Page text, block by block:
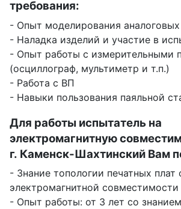
требования:
- Опыт моделирования
- Наладка изделий и участие в
- Опыт работы с измерительными
(осциллограф, мультиметр и т.п.)
- Работа с ВП
- Навыки пользования паяльной
Для работы испытатель на
электромагнитную
г. Каменск-Шахтинский Вам
- Знание топологии печатных плат
электромагнитной совместимости
- Опыт работы: от 3 лет со